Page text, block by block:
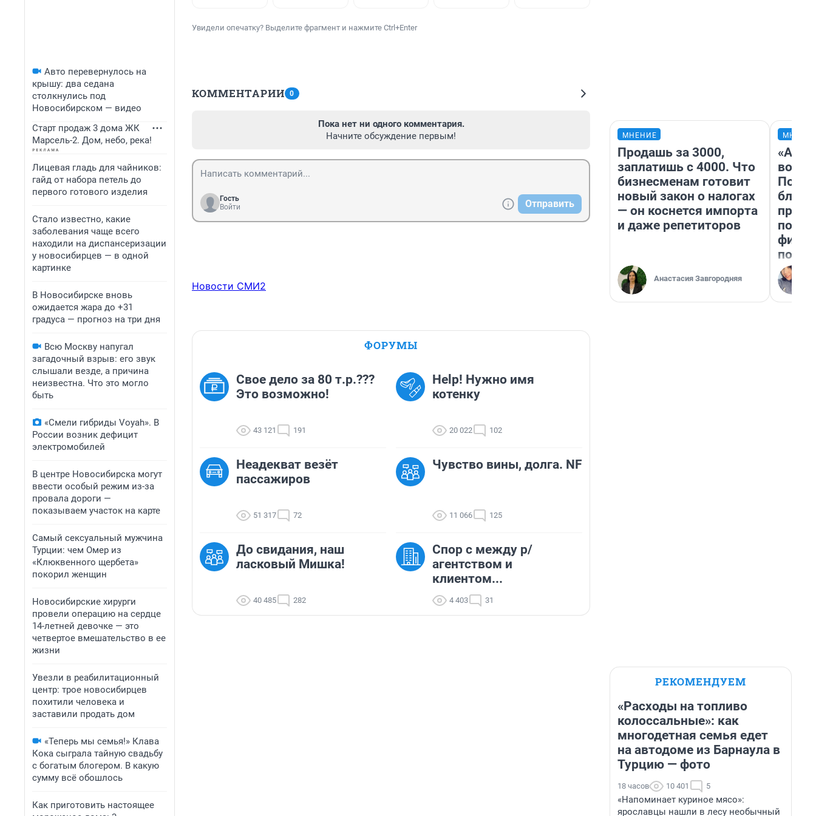
Авто перевернулось на
крышу: два седана
столкнулись под
Новосибирском — видео
Старт продаж 3 дома ЖК
Марсель-2. Дом, небо, река!
Лицевая гладь для чайников:
гайд от набора петель до
первого готового изделия
Стало известно, какие
заболевания чаще всего
находили на диспансеризации
у новосибирцев — в одной
картинке
В Новосибирске вновь
ожидается жара до +31
градуса — прогноз на три дня
Всю Москву напугал
загадочный взрыв: его звук
слышали везде, а причина
неизвестна. Что это могло
быть
«Смели гибриды Voyah». В
России возник дефицит
электромобилей
В центре Новосибирска могут
ввести особый режим из-за
провала дороги —
показываем участок на карте
Самый сексуальный мужчина
Турции: чем Омер из
«Клюквенного щербета»
покорил женщин
Новосибирские хирурги
провели операцию на сердце
14-летней девочке — это
четвертое вмешательство в ее
жизни
Увезли в реабилитационный
центр: трое новосибирцев
похитили человека и
заставили продать дом
«Теперь мы семья!» Клава
Кока сыграла тайную свадьбу
с богатым блогером. В какую
сумму всё обошлось
Как приготовить настоящее
Увидели опечатку? Выделите фрагмент и нажмите Ctrl+Enter
КОММЕНТАРИИ 0
Пока нет ни одного комментария.
Начните обсуждение первым!
Гость
Войти
Отправить
Новости СМИ2
ФОРУМЫ
Свое дело за 80 т.р.???
Это возможно!
43 121 191
Help! Нужно имя
котенку
20 022 102
Неадекват везёт
пассажиров
51 317 72
Чувство вины, долга. NF
11 066 125
До свидания, наш
ласковый Мишка!
40 485 282
Спор с между р/
агентством и
клиентом...
4 403 31
МНЕНИЕ
Продашь за 3000,
заплатишь с 4000. Что
бизнесменам готовит
новый закон о налогах
— он коснется импорта
и даже репетиторов
Анастасия Завгородняя
вот
РЕКОМЕНДУЕМ
«Расходы на топливо
колоссальные»: как
многодетная семья едет
на автодоме из Барнаула в
Турцию — фото
18 часов 10 401 5
«Напоминает куриное мясо»:
ярославцы нашли в лесу необычный